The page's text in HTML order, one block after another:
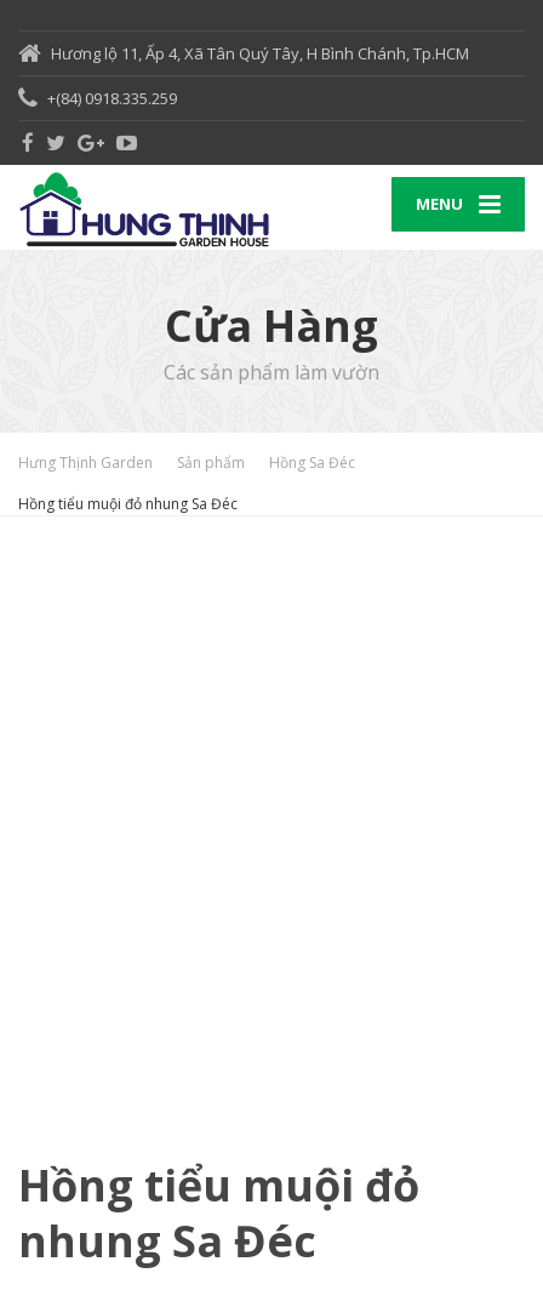
Hương lộ 11, Ấp 4, Xã Tân Quý Tây, H Bình Chánh, Tp.HCM
+(84) 0918.335.259
MENU
Cửa Hàng
Các sản phẩm làm vườn
Hưng Thịnh Garden Sản phẩm
Hồng Sa Đéc
Hồng tiểu muội đỏ nhung Sa Đéc
Hồng tiểu muội đỏ
nhung Sa Đéc